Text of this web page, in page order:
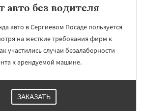
авто без водителя
авто в Сергиевом Посаде пользуется
на жесткие требования фирм к
участились случаи безалаберности
к арендуемой машине.
ЗАКАЗАТЬ